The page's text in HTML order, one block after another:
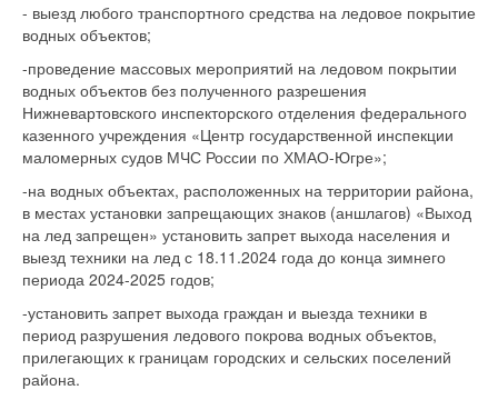
- выезд любого транспортного средства на ледовое покрытие
водных объектов;
-проведение массовых мероприятий на ледовом покрытии
водных объектов без полученного разрешения
Нижневартовского инспекторского отделения федерального
казенного учреждения «Центр государственной инспекции
маломерных судов МЧС России по ХМАО-Югре»;
-на водных объектах, расположенных на территории района,
в местах установки запрещающих знаков (аншлагов) «Выход
на лед запрещен» установить запрет выхода населения и
выезд техники на лед с 18.11.2024 года до конца зимнего
периода 2024-2025 годов;
-установить запрет выхода граждан и выезда техники в
период разрушения ледового покрова водных объектов,
прилегающих к границам городских и сельских поселений
района.